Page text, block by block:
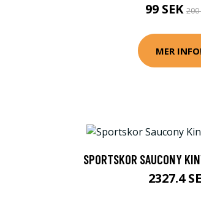
99 SEK 200
MER
SPORTSKOR SAUCONY
2327.4